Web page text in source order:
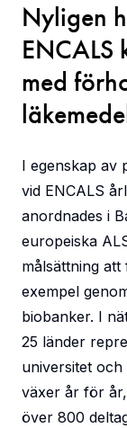
Nyligen
ENCALS
med
I egenskap av
vid ENCALS
anordnades i
europeiska
målsättning
exempel
biobanker. I
25 länder
universitet
växer år för
över 800